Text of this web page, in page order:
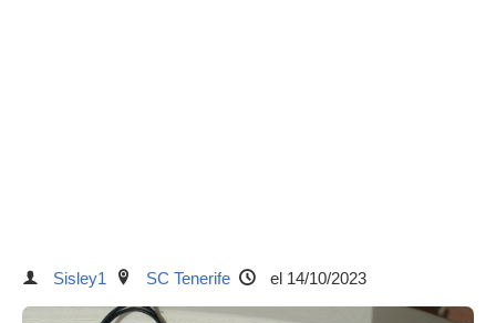
Sisley1 SC Tenerife el 14/10/2023